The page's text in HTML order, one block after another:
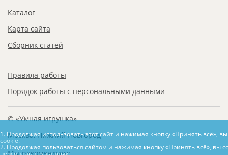
Каталог
Карта сайта
Сборник статей
Правила работы
Порядок работы с персональными данными
© «Умная игрушка»
Москва, Нижний Новгород
Мы рекомендуем:
1. Продолжая использовать этот сайт и нажимая кнопку «Принять всё»,
cookie.
2. Продолжая пользоваться сайтом и нажимая кнопку «Принять всё», вы